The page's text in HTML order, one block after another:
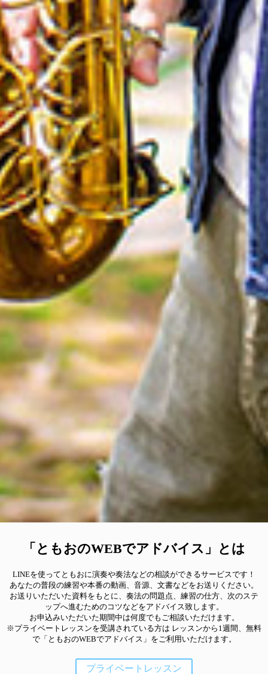
「ともおのWEBでアドバイス」とは
LINEを使ってともおに演奏や奏法などの相談ができるサービスです！
あなたの普段の練習や本番の動画、音源、文書などをお送りください。
お送りいただいた資料をもとに、奏法の問題点、練習の仕方、次のステ
ップへ進むためのコツなどをアドバイス致します。
お申込みいただいた期間中は何度でもご相談いただけます。
※プライベートレッスンを受講されている方は レッスンから1週間、無料
で「ともおのWEBでアドバイス」をご利用いただけます。
プライベートレッスン